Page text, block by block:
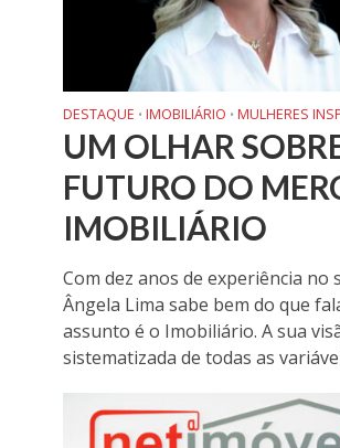
DESTAQUE • IMOBILIÁRIO • MULHERES
UM OLHAR
FUTURO DO
IMOBILIÁRIO
Com dez anos de experiência no
Ângela Lima sabe bem do que
assunto é o Imobiliário. A sua
sistematizada de todas as